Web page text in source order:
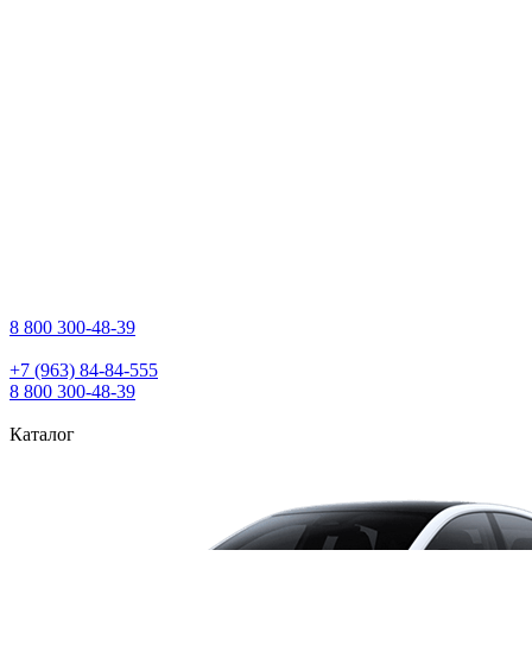
8 800 300‑48‑39
+7 (963) 84‑84‑555
8 800 300‑48‑39
Каталог